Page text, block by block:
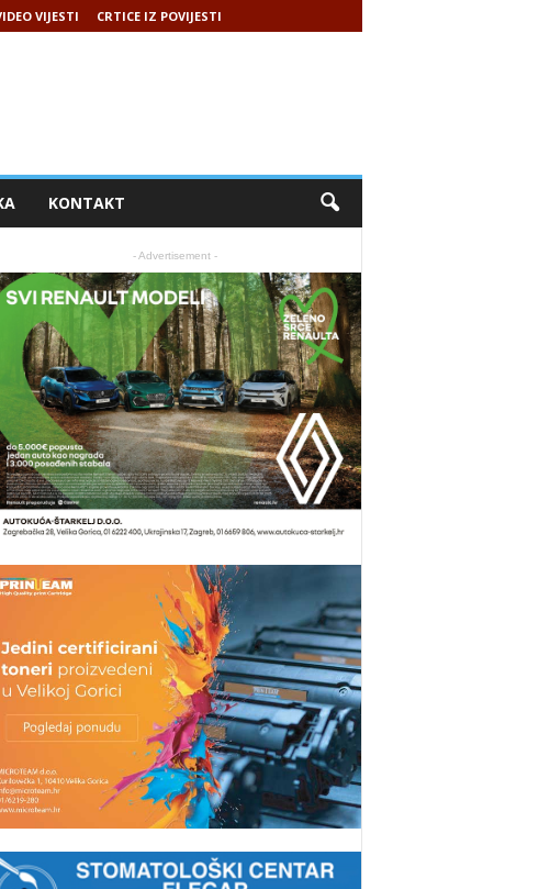
VIJESTI CRTICE IZ POVIJESTI
KONTAKT
- Advertisement -